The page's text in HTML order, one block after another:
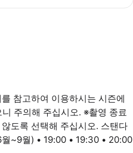
참고하여 이용하시는 시즌에
주의해 주십시오. ※촬영 종료
도록 선택해 주십시오. 스탠다
~9월) • 19:00 • 19:30 • 20:00